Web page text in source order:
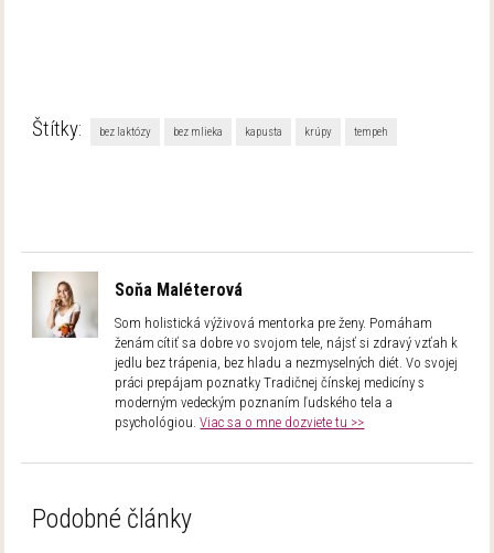
Štítky: bez laktózy bez mlieka kapusta krúpy tempeh
Soňa Maléterová
Som holistická výživová mentorka pre ženy. Pomáham
ženám cítiť sa dobre vo svojom tele, nájsť si zdravý vzťah k
jedlu bez trápenia, bez hladu a nezmyselných diét. Vo svojej
práci prepájam poznatky Tradičnej čínskej medicíny s
moderným vedeckým poznaním ľudského tela a
psychológiou.Viac sa o mne dozviete tu >>
Podobné články